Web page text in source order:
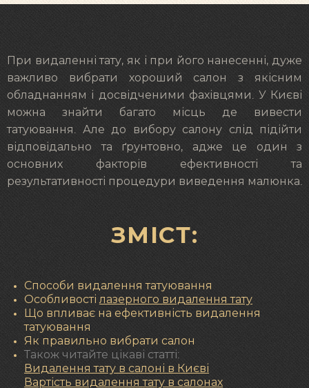
При видаленні тату, як і при його нанесенні, дуже
важливо вибрати хороший салон з якісним
обладнанням і досвідченими фахівцями. У Києві
можна знайти багато місць де вивести
татуювання. Але до вибору салону слід підійти
відповідально та ґрунтовно, адже це один з
основних факторів ефективності та
результативності процедури виведення малюнка.
ЗМІСТ:
Способи видалення татуювання
Особливості лазерного видалення тату
Що впливає на ефективність видалення
татуювання
Як правильно вибрати салон
Також читайте цікаві статті:
Видалення тату в салоні в Києві
Вартість видалення тату в салонах